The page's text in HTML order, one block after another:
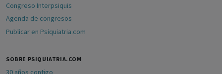
Congreso Interpsiquis
Agenda de congresos
Publicar en Psiquiatria.com
SOBRE PSIQUIATRIA.COM
30 años contigo